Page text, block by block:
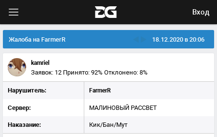
Вход
Жалоба на FarmerR 18.12.2020 в 20:06
kamriel
Заявок: 12 Принято: 92% Отклонено: 8%
Нарушитель: FarmerR
Сервер: МАЛИНОВЫЙ РАССВЕТ
Наказание: Кик/Бан/Мут